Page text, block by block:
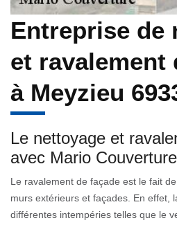
Entreprise de
et ravalement
à Meyzieu
Le nettoyage et
avec Mario Couverture
Le ravalement de façade est le fait
murs extérieurs et façades. En effet,
différentes intempéries telles que le